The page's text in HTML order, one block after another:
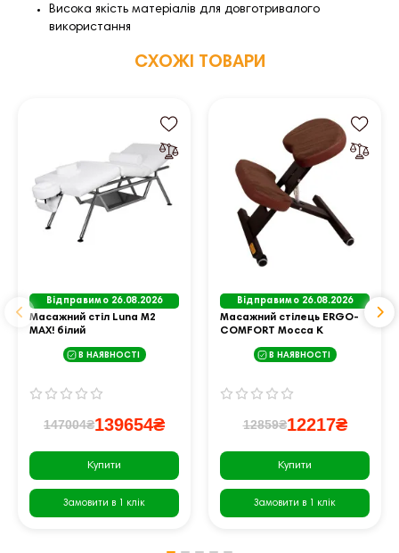
Висока якість матеріалів для довготривалого
використання
СХОЖІ ТОВАРИ
Відправимо 26.08.2026
Масажний стіл Luna M2
MAX! білий
В НАЯВНОСТІ
147004₴139654₴
Купити
Замовити в 1 клік
Відправимо 26.08.2026
Масажний стілець ERGO-
COMFORT Mocca K
В НАЯВНОСТІ
12859₴12217₴
Купити
Замовити в 1 клік